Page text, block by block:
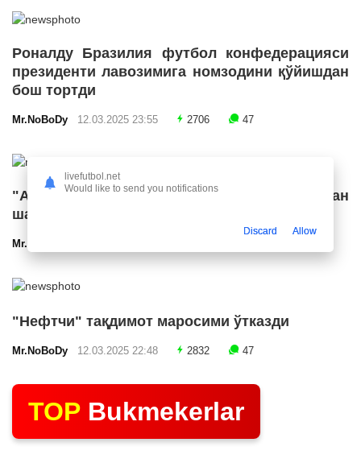
Роналду Бразилия футбол конфедерацияси
президенти лавозимига номзодини қўйишдан
бош тортди
Mr.NoBoDy 12.03.2025 23:55 2706 47
"Арсенал" икки ярим ҳимоячи билан
шартнома имзолашга яқин
Mr.NoBoDy
"Нефтчи" тақдимот маросими ўтказди
Mr.NoBoDy 12.03.2025 22:48 2832 47
TOP Bukmekerlar
livefutbol.net
Would like to send you notifications
Discard Allow